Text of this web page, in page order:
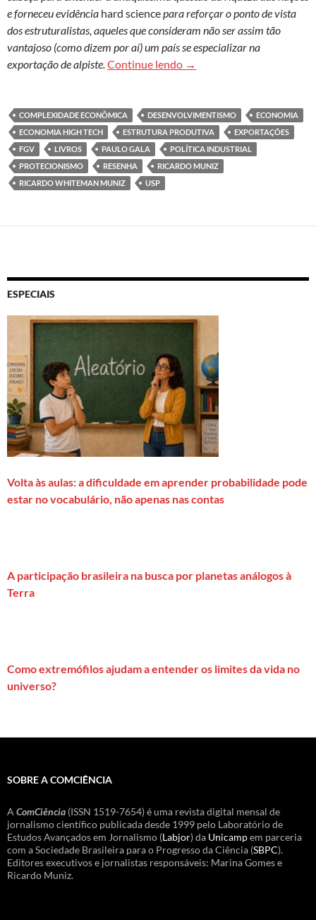
e forneceu evidência hard sciencepara reforçar o ponto de vista
dos estruturalistas, aqueles que consideram não ser assim tão
vantajoso (como dizem por aí) um país se especializar na
exportação de alpiste.Continue lendo Complexidade econômica,
→
COMPLEXIDADE ECONÔMICA DESENVOLVIMENTISMO
ECONOMIA
ECONOMIA HIGH TECH
ESTRUTURA PRODUTIVA
EXPORTAÇÕES
FGV
LIVROS PAULO GALA
POLÍTICA INDUSTRIAL
PROTECIONISMO
RESENHA
RICARDO MUNIZ
RICARDO WHITEMAN MUNIZ
USP
ESPECIAIS
Volta às aulas: a dificuldade em aprender probabilidade pode
estar no vocabulário, não apenas nas contas
A participação brasileira na busca por planetas análogos à
Terra
Como extremófilos ajudam a entender os limites da vida no
universo?
SOBRE A COMCIÊNCIA
A ComCiência (ISSN 1519-7654) é uma revista digital mensal de
jornalismo científico publicada desde 1999 pelo Laboratório de
Estudos Avançados em Jornalismo (Labjor) da Unicampem parceria
com a Sociedade Brasileira para o Progresso da Ciência (SBPC).
Editores executivos e jornalistas responsáveis: Marina Gomes e
Ricardo Muniz.